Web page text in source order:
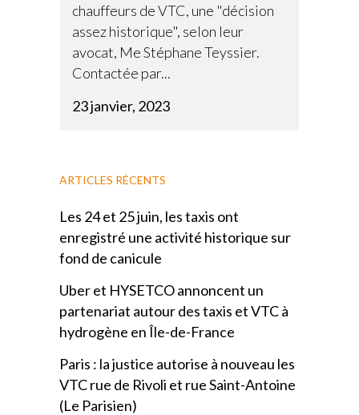
chauffeurs de VTC, une "décision
assez historique", selon leur
avocat, Me Stéphane Teyssier.
Contactée par...
23 janvier, 2023
ARTICLES RÉCENTS
Les 24 et 25 juin, les taxis ont
enregistré une activité historique sur
fond de canicule
Uber et HYSETCO annoncent un
partenariat autour des taxis et VTC à
hydrogène en Île-de-France
Paris : la justice autorise à nouveau les
VTC rue de Rivoli et rue Saint-Antoine
(Le Parisien)